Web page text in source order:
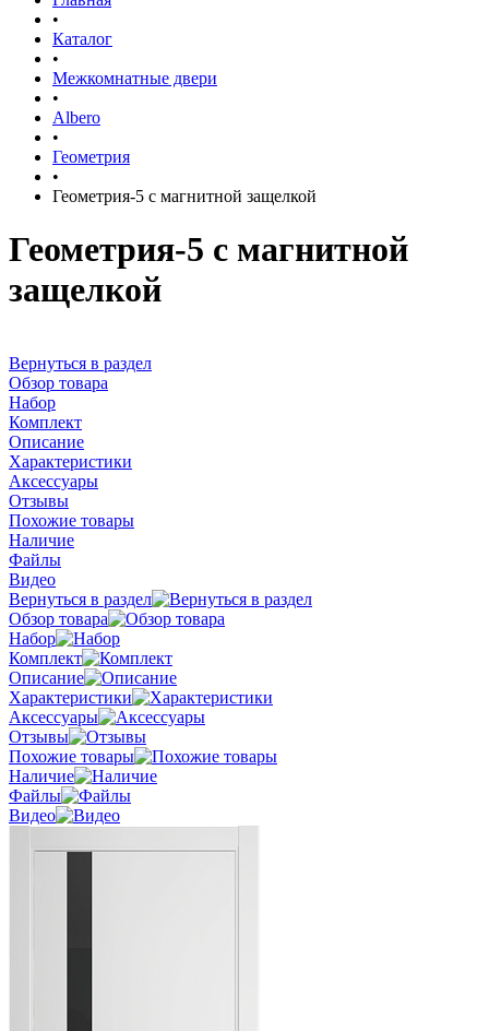
•
Каталог
•
Межкомнатные двери
•
Albero
•
Геометрия
•
Геометрия-5 с магнитной защелкой
Геометрия-5 с магнитной
защелкой
Вернуться в раздел
Обзор товара
Набор
Комплект
Описание
Характеристики
Аксессуары
Отзывы
Похожие товары
Наличие
Файлы
Видео
Вернуться в раздел
Обзор товара
Набор
Комплект
Описание
Характеристики
Аксессуары
Отзывы
Похожие товары
Наличие
Файлы
Видео